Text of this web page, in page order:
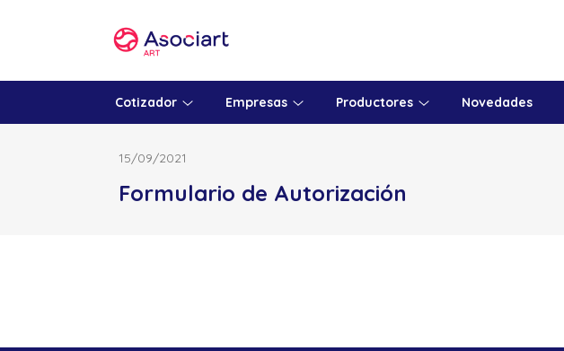
Cotizador Empresas Productores Novedades
15/09/2021
Formulario de Autorización